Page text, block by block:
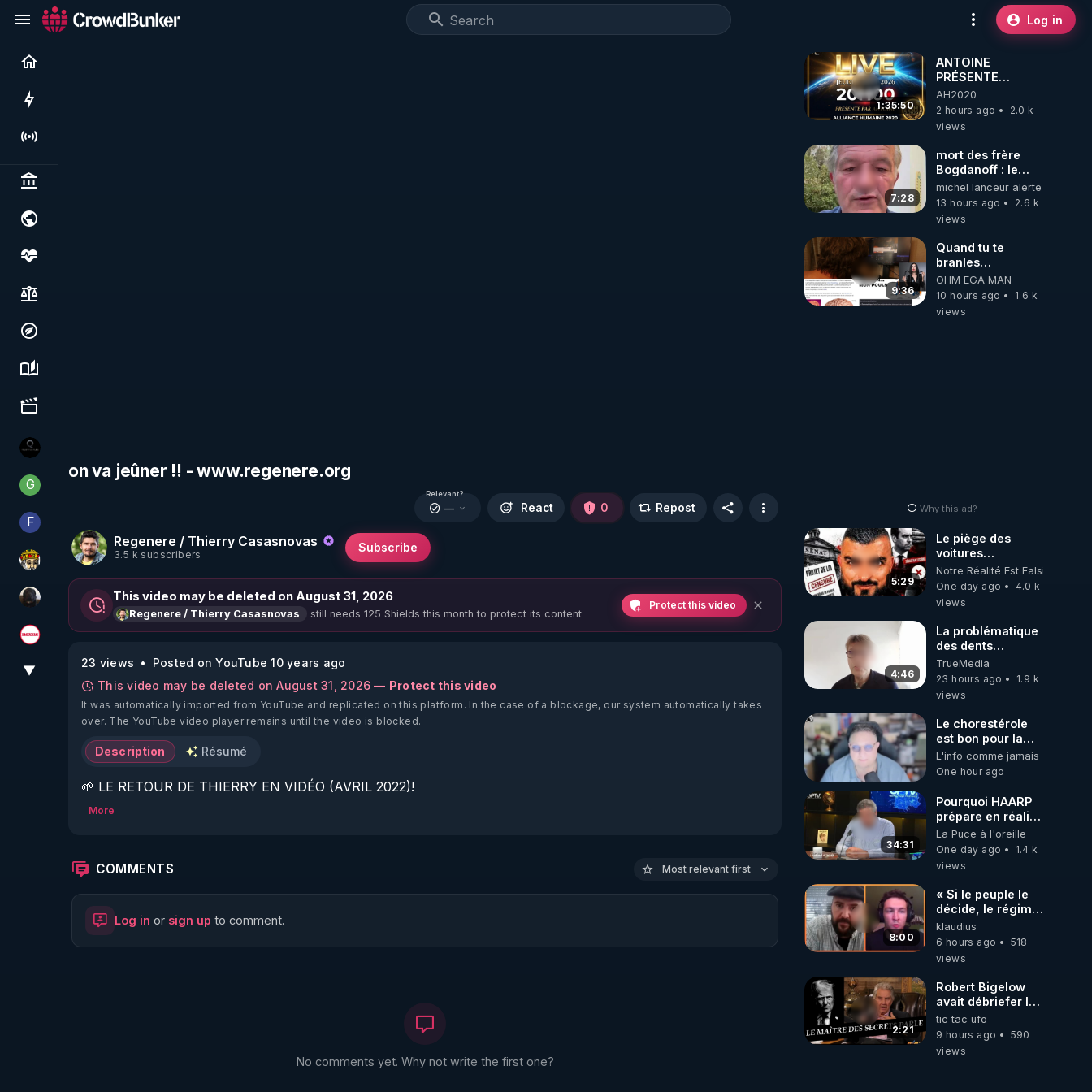
Log in
Live
Politics & institutions
Society, justice & freedoms
Economy, environment & technology
Science, history & spirituality
Culture, media & entertainment
La vérité
G Generousbear
FFinalscape
Textes Sacrés & Maîtres Spirituels
TrueMedia
Magazine Nexus
▼
on va jeûner !! - www.regenere.org
Regenere / Thierry Casasnovas
3.5 k subscribers
Subscribe
Relevant?
— React 0 Repost
This video may be deleted on August 31, 2026
Regenere / Thierry Casasnovas still needs 125 Shields this month to protect its content
Protect this video
23 views
Posted on YouTube 10 years ago
This video may be deleted on August 31, 2026 — Protect this video
It was automatically imported from YouTube and replicated on this platform. In the case of a blockage, our system automatically takes
over. The YouTube video player remains until the video is blocked.
Description Résumé
🌱 LE RETOUR DE THIERRY EN VIDÉO (AVRIL 2022)!
🌱 LE MAGAZINE RÉGÉNÈRE
http://rgnr.li/ymag
More
COMMENTS Most relevant first
Log in or sign up to comment.
No comments yet. Why not write the first one?
1:35:50
ANTOINE
PRÉSENTE
AH2020 LE LIVE
20H ***DU
06/08/2026***
AH2020
2 hours ago
2.0 k
views
7:28
mort des frère
Bogdanoff : le
mensonge d état
michel lanceur alerte
13 hours ago
2.6 k
views
9:36
Quand tu te
branles
bonhomme tu
émets des ondes
ils ont juste omis
OHM ÉGA MAN
10 hours ago
1.6 k
views
Why this ad?
5:29
Le piège des
voitures
électriques se
referme sur les
usagers !
Notre Réalité Est Falsifiée Et
One day ago
4.0 k
views
4:46
La problématique
des dents
dévitalisées et
des implants
TrueMedia
23 hours ago
1.9 k
views
Le chorestérole
est bon pour la
santé, ils nous
volent l'eau ! 😒🤢
https://odysee.com/
L'info comme jamais
One hour ago
34:31
Pourquoi HAARP
prépare en réalité
un CHAOS
climatique, on
répond
La Puce à l'oreille
One day ago
1.4 k
views
8:00
« Si le peuple le
décide, le régime
peut tomber
demain ! »
klaudius
6 hours ago
518
views
2:21
Robert Bigelow
avait débriefer le
pédophile
génocidaire de
donald j trump
tic tac ufo
9 hours ago
590
views